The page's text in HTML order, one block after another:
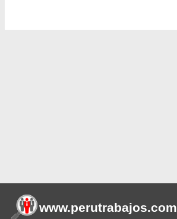
www.perutrabajos.com